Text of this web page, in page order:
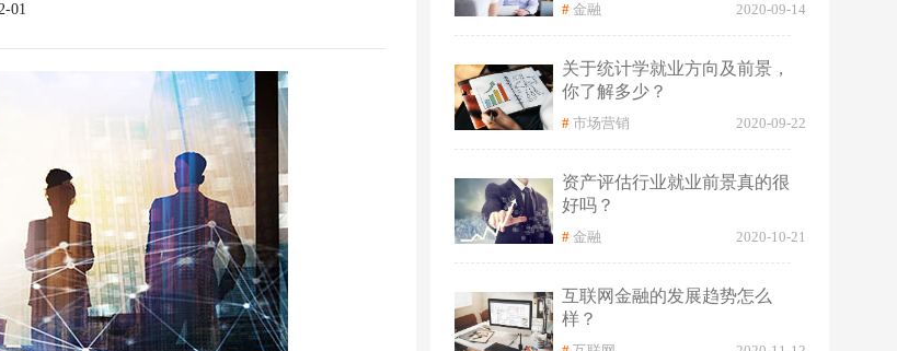
01 # 金融 2020-09-14
关于统计学就业方向及前景，
你了解多少？
# 市场营销 2020-09-22
资产评估行业就业前景真的很
好吗？
# 金融 2020-10-21
互联网金融的发展趋势怎么
样？